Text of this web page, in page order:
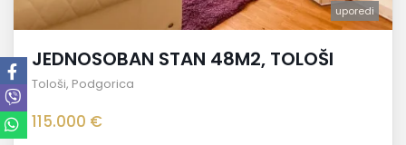
uporedi
JEDNOSOBAN STAN 48M2, TOLOŠI
Tološi, Podgorica
115.000 €